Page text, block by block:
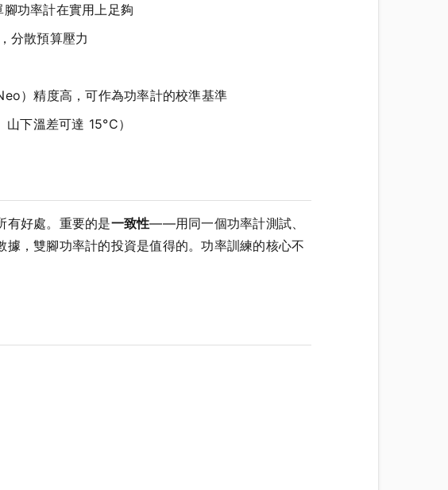
功率計在實用上足夠
分散預算壓力
）精度高，可作為功率計的校準基準
下溫差可達 15°C）
有好處。重要的是一致性——用同一個功率計測試、
，雙腳功率計的投資是值得的。功率訓練的核心不